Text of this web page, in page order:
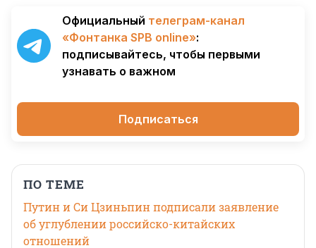
Официальный телеграм-канал
«Фонтанка SPB online»:
подписывайтесь, чтобы первыми
узнавать о важном
Подписаться
ПО ТЕМЕ
Путин и Си Цзиньпин подписали заявление
об углублении российско-китайских
отношений